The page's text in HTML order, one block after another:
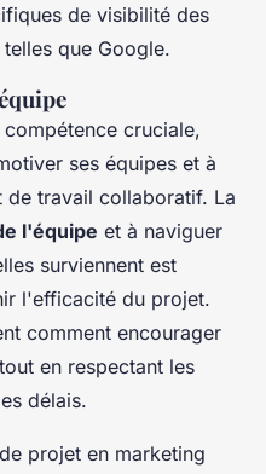
de visibilité des
que Google.
cruciale,
ses équipes et à
de travail collaboratif. La
l'équipe et à naviguer
surviennent est
l'efficacité du projet.
comment encourager
en respectant les
délais.
projet en marketing